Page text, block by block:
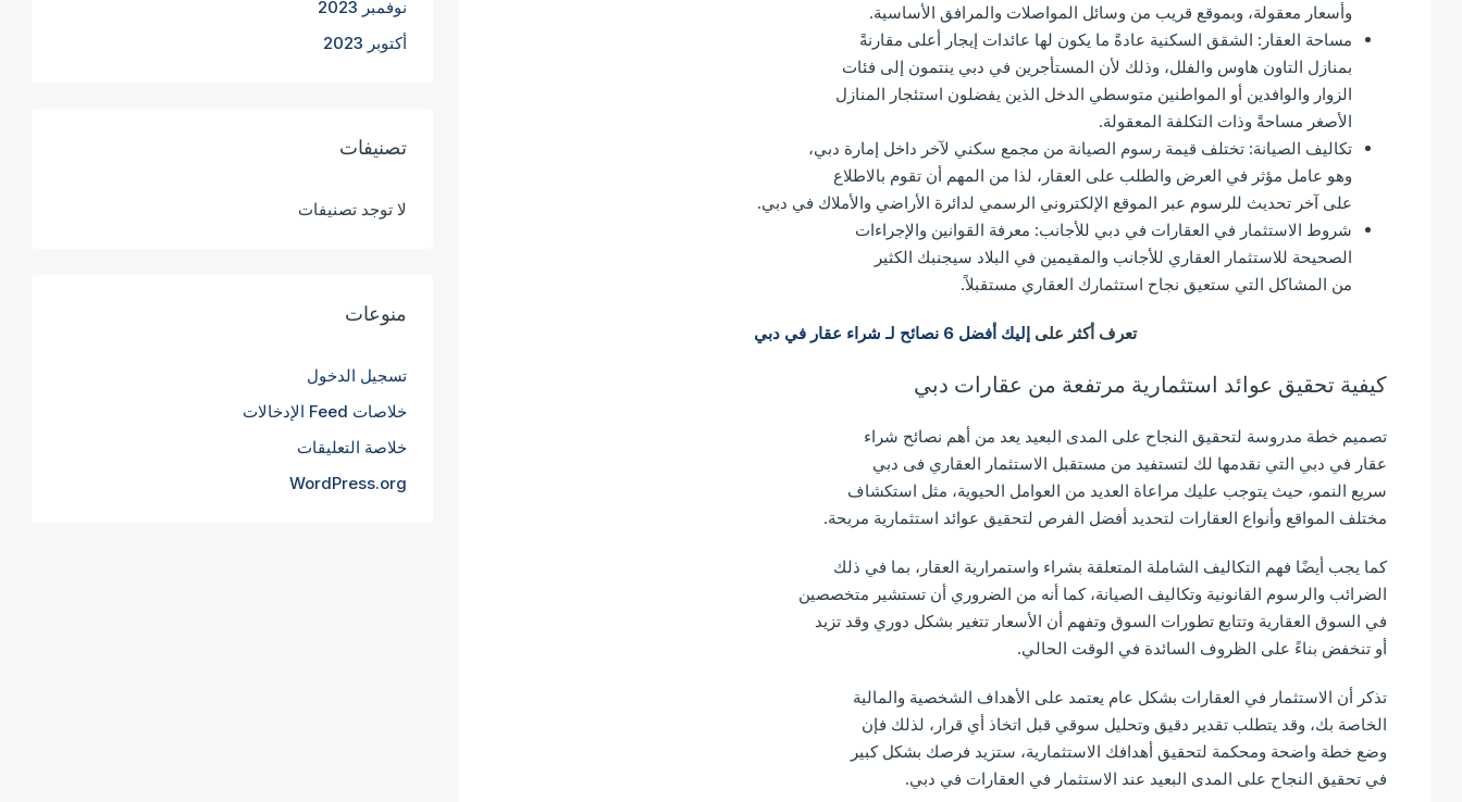
وأسعار معقولة، وبموقع قريب من وسائل المواصلات والمرافق الأساسية.
مساحة العقار: الشقق السكنية عادةً ما يكون لها عائدات إيجار أعلى مقارنةً
بمنازل التاون هاوس والفلل، وذلك لأن المستأجرين في دبي ينتمون إلى فئات
الزوار والوافدين أو المواطنين متوسطي الدخل الذين يفضلون استئجار المنازل
الأصغر مساحةً وذات التكلفة المعقولة.
تكاليف الصيانة: تختلف قيمة رسوم الصيانة من مجمع سكني لآخر داخل إمارة دبي،
وهو عامل مؤثر في العرض والطلب على العقار، لذا من المهم أن تقوم بالاطلاع
على آخر تحديث للرسوم عبر الموقع الإلكتروني الرسمي لدائرة الأراضي والأملاك في دبي.
شروط الاستثمار في العقارات في دبي للأجانب: معرفة القوانين والإجراءات
الصحيحة للاستثمار العقاري للأجانب والمقيمين في البلاد سيجنبك الكثير
من المشاكل التي ستعيق نجاح استثمارك العقاري مستقبلاً.
تعرف أكثر علىإليك أفضل 6 نصائح لـ شراء عقار في دبي
كيفية تحقيق عوائد استثمارية مرتفعة من عقارات دبي
تصميم خطة مدروسة لتحقيق النجاح على المدى البعيد يعد من أهم نصائح شراء
عقار في دبي التي نقدمها لك لتستفيد من مستقبل الاستثمار العقاري فى دبي
سريع النمو، حيث يتوجب عليك مراعاة العديد من العوامل الحيوية، مثل استكشاف
مختلف المواقع وأنواع العقارات لتحديد أفضل الفرص لتحقيق عوائد استثمارية مربحة.
كما يجب أيضًا فهم التكاليف الشاملة المتعلقة بشراء واستمرارية العقار، بما في ذلك
الضرائب والرسوم القانونية وتكاليف الصيانة، كما أنه من الضروري أن تستشير متخصصين
في السوق العقارية وتتابع تطورات السوق وتفهم أن الأسعار تتغير بشكل دوري وقد تزيد
أو تنخفض بناءً على الظروف السائدة في الوقت الحالي.
تذكر أن الاستثمار في العقارات بشكل عام يعتمد على الأهداف الشخصية والمالية
الخاصة بك، وقد يتطلب تقدير دقيق وتحليل سوقي قبل اتخاذ أي قرار، لذلك فإن
وضع خطة واضحة ومحكمة لتحقيق أهدافك الاستثمارية، ستزيد فرصك بشكل كبير
في تحقيق النجاح على المدى البعيد عند الاستثمار في العقارات في دبي.
نوفمبر 2023
أكتوبر 2023
تصنيفات
لا توجد تصنيفات
منوعات
تسجيل الدخول
خلاصات Feed الإدخالات
خلاصة التعليقات
WordPress.org